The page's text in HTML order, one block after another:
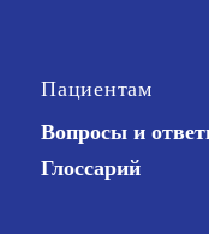
Пациентам
Вопросы и
Глоссарий